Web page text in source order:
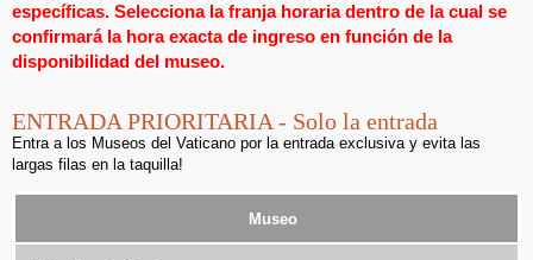
específicas. Selecciona la franja horaria dentro de la cual se
confirmará la hora exacta de ingreso en función de la
disponibilidad del museo.
ENTRADA PRIORITARIA - Solo la entrada
Entra a los Museos del Vaticano por la entrada exclusiva y evita las
largas filas en la taquilla!
Museo